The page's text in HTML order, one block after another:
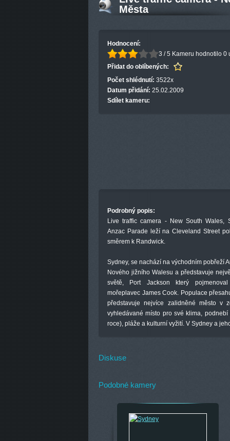
Města
Hodnocení:
3 / 5 Kameru hodnotilo 0
Přidat do oblíbených:
Počet shlédnutí: 3522x
Datum přidání: 25.02.2009
Sdílet kameru:
Podrobný popis:
Live traffic camera - New South Wales,
Anzac Parade leží na Cleveland Street
směrem k Randwick.
Sydney, se nachází na východním pobřeží
Nového jižního Walesu a představuje
světě, Port Jackson který
mořeplavec James Cook. Populace
představuje nejvíce zalidněné město v
vyhledávané místo pro své klima,
roce), pláže a kulturní vyžití. V Sydney a
Diskuse
Podobné kamery